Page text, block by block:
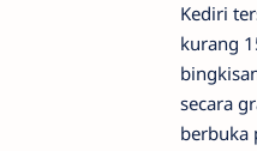
Kediri
kurang
secara
berbuka